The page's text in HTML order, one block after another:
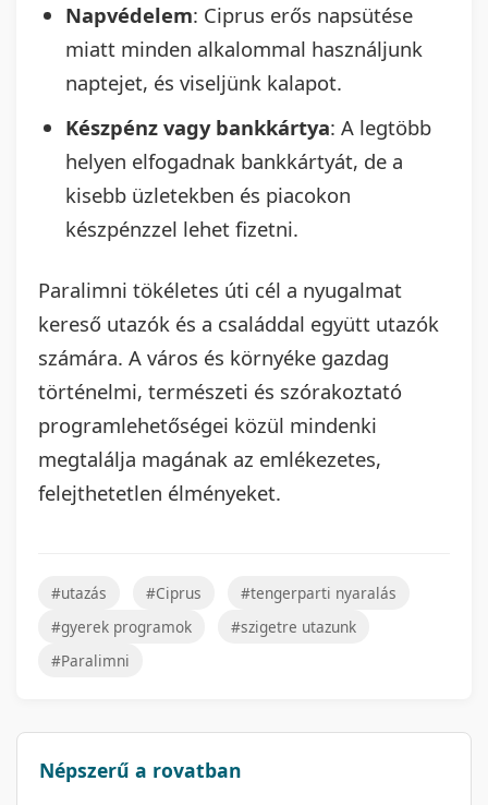
Napvédelem: Ciprus erős napsütése
miatt minden alkalommal használjunk
naptejet, és viseljünk kalapot.
Készpénz vagy bankkártya: A legtöbb
helyen elfogadnak bankkártyát, de a
kisebb üzletekben és piacokon
készpénzzel lehet fizetni.
Paralimni tökéletes úti cél a nyugalmat
kereső utazók és a családdal együtt utazók
számára. A város és környéke gazdag
történelmi, természeti és szórakoztató
programlehetőségei közül mindenki
megtalálja magának az emlékezetes,
felejthetetlen élményeket.
#utazás #Ciprus
#tengerparti nyaralás
#gyerek programok
#szigetre utazunk
#Paralimni
Népszerű a rovatban